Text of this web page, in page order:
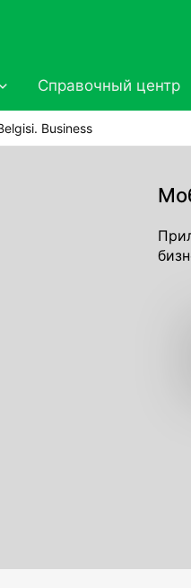
Справочный центр
Business